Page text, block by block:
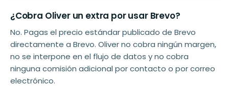
¿Cobra Oliver un extra por usar Brevo?
No. Pagas el precio estándar publicado de Brevo
directamente a Brevo. Oliver no cobra ningún margen,
no se interpone en el flujo de datos y no cobra
ninguna comisión adicional por contacto o por correo
electrónico.